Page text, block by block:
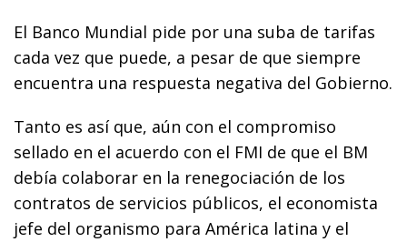
El Banco Mundial pide por una suba de tarifas
cada vez que puede, a pesar de que siempre
encuentra una respuesta negativa del Gobierno.
Tanto es así que, aún con el compromiso
sellado en el acuerdo con el FMI de que el BM
debía colaborar en la renegociación de los
contratos de servicios públicos, el economista
jefe del organismo para América latina y el